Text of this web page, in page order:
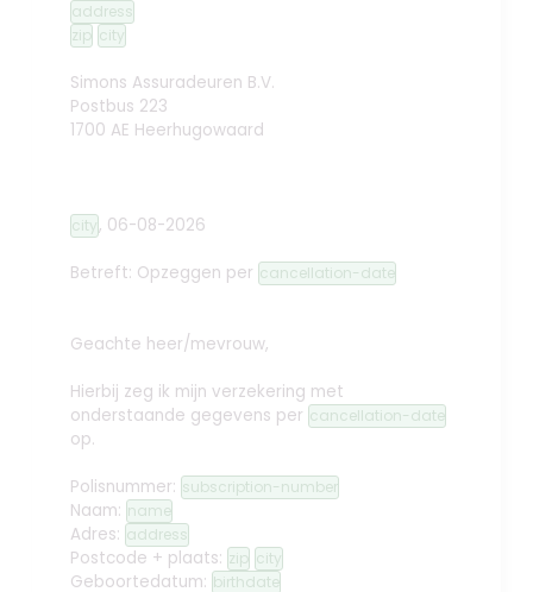
address
zip city
Simons Assuradeuren B.V.
Postbus 223
1700 AE Heerhugowaard
city, 06-08-2026
Betreft: Opzeggen per cancellation-date
Geachte heer/mevrouw,
Hierbij zeg ik mijn verzekering met
onderstaande gegevens per cancellation-date
op.
Polisnummer: subscription-number
Naam: name
Adres: address
Postcode + plaats: zip city
Geboortedatum: birthdate